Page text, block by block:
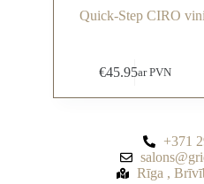
Quick-Step CIRO
€45.95ar PVN
+371
Rīga ,